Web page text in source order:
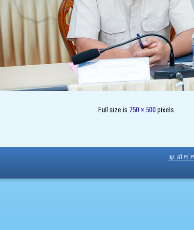
Full size is 750 × 500 pixels
ស្នាក់